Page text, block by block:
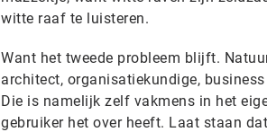
witte raaf te luisteren.
Want het tweede probleem blijft.
architect, organisatiekundige,
Die is namelijk zelf vakmens in het
gebruiker het over heeft. Laat staan